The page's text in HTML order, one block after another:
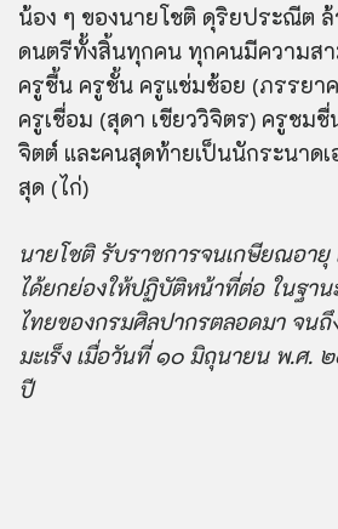
น้อง ๆ ของนายโชติ ดุริยประณีต
ดนตรีทั้งสิ้นทุกคน ทุกคนมีความส
ครูชื้น ครูชั้น ครูแช่มช้อย (ภรรยา
ครูเชื่อม (สุดา เขียววิจิตร) ครูชม
จิตต์ และคนสุดท้ายเป็นนักระนาด
สุด (ไก่)
นายโชติ รับราชการจนเกษียณอา
ได้ยกย่องให้ปฏิบัติหน้าที่ต่อ ในฐา
ไทยของกรมศิลปากรตลอดมา จนถึ
มะเร็ง เมื่อวันที่ ๑๐ มิถุนายน พ.ศ.
ปี